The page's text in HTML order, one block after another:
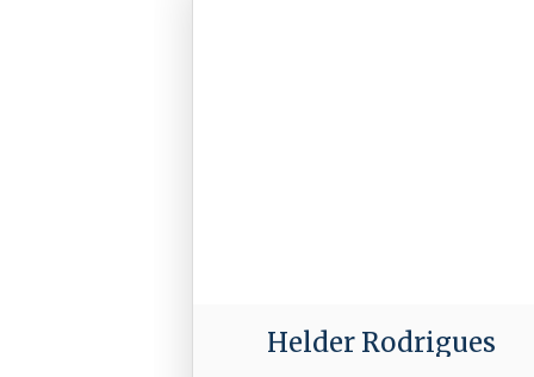
Helder Rodrigues